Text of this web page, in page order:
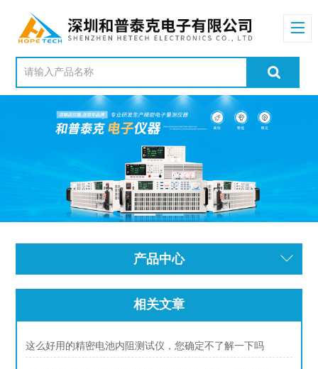
产品中心
相关文章
这么好用的精密电池内阻测试仪，您确定不了解一下吗